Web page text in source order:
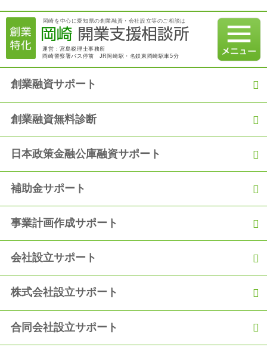
2021.01.07
【融資実績】満額600万円の融資を日本政策金融公庫にて獲得
2020.12.21
年金等）加入の義務化について
【融資実績】「過去の職歴を活かして満額の融資を獲得！」
2020.11.06
【融資実績】自己資金150万円で900万円の満額融資を獲得
融資獲得！」
2020.09.05
【融資実績】「事業の運転資金として日本政策金融公庫から300
岡崎を中心に愛知県の創業融資・会社設立等のご相談は
運営：宮島税理士事務所
岡崎警察署バス停前 JR岡崎駅・名鉄東岡崎駅車5分
創業融資サポート
創業融資無料診断
日本政策金融公庫融資サポート
補助金サポート
事業計画作成サポート
会社設立サポート
株式会社設立サポート
合同会社設立サポート